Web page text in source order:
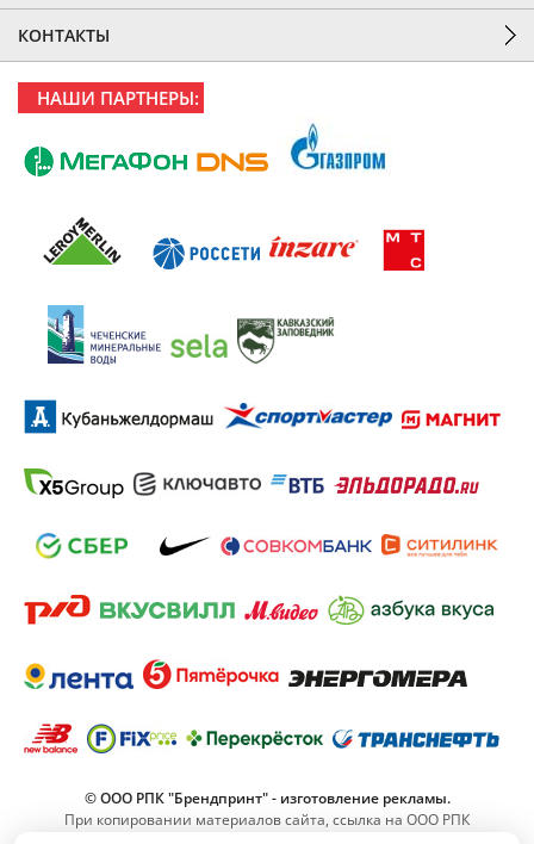
КОНТАКТЫ
НАШИ ПАРТНЕРЫ:
© ООО РПК "Брендпринт" - изготовление рекламы.
При копировании материалов сайта, ссылка на ООО РПК